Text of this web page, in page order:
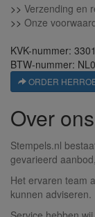
>> Verzending en
>> Onze
KVK-nummer:
BTW-nummer:
ORDER
Over ons
Stempels.nl
gevarieerd
Het ervaren team
kunnen adviseren.